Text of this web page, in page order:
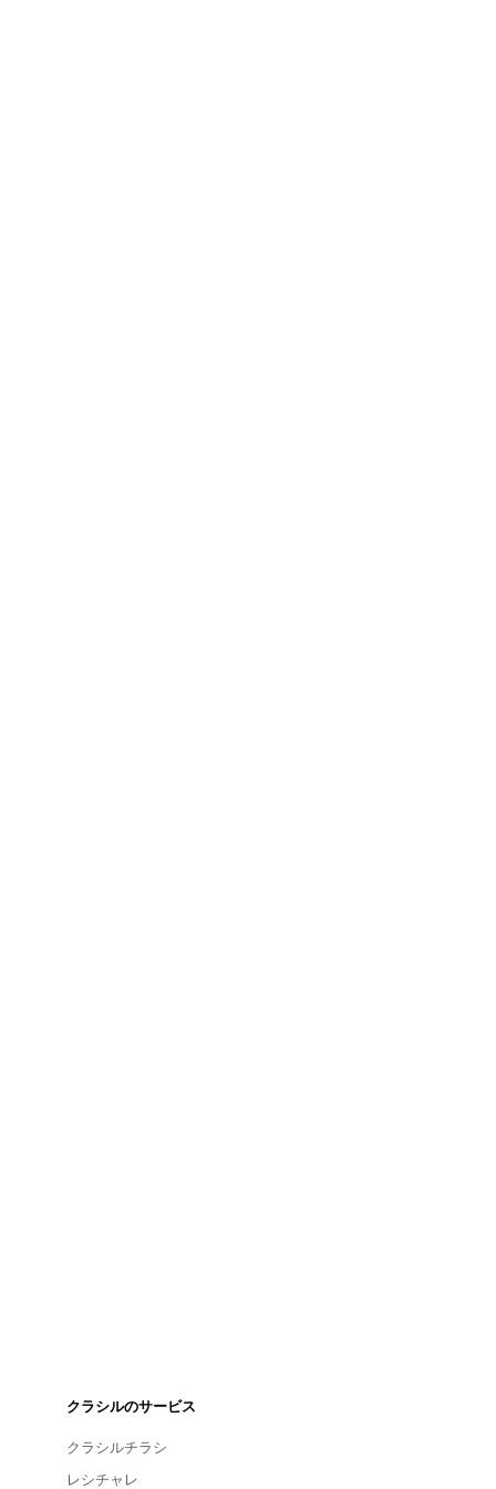
クラシルのサービス
クラシルチラシ
レシチャレ